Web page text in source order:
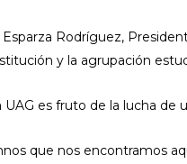
Esparza Rodríguez,
y la agrupación
UAG es fruto de la lucha de
que nos encontramos